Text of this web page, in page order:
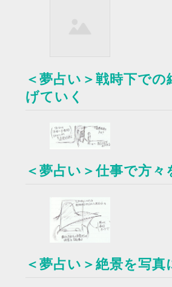
＜夢占い＞戦時下での
げていく
＜夢占い＞仕事で方々
＜夢占い＞絶景を写真